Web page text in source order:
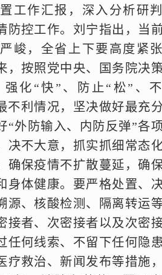
工作汇报，深入分析研
防控工作。刘宁指出，当
峻，全省上下要高度紧
，按照党中央、国务院决
强化“快”、防止“松”、
不利情况，坚决做好最充
“外防输入、内防反弹”各
决不大意，抓实抓细常态
确保疫情不扩散蔓延，确
身体健康。要严格处置、
源、核酸检测、隔离转运
接者、次密接者以及次密
任何线索、不留下任何隐
疗救治、新闻发布等措施